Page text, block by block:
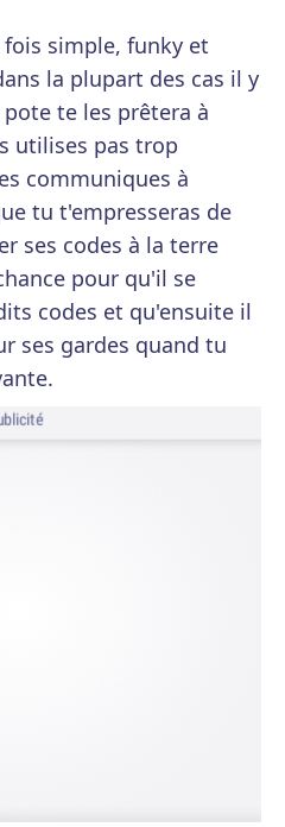
simple, funky et
la plupart des cas il y
te les prêtera à
utilises pas trop
communiques à
tu t'empresseras de
ses codes à la terre
pour qu'il se
codes et qu'ensuite il
ses gardes quand tu